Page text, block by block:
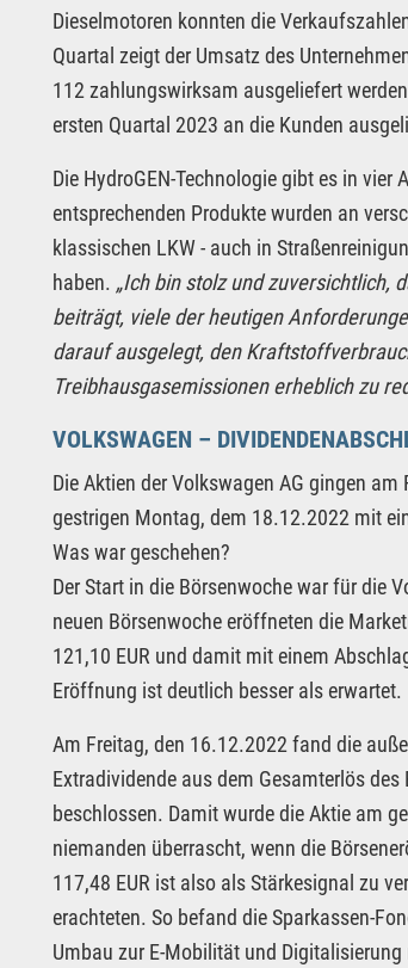
Dieselmotoren konnten die
Quartal zeigt der Umsatz des
112 zahlungswirksam ausgeliefert
ersten Quartal 2023 an die Kunden
Die HydroGEN-Technologie gibt es in
entsprechenden Produkte wurden an
klassischen LKW - auch in
haben. „Ich bin stolz und zuversichtlich,
beiträgt, viele der heutigen
darauf ausgelegt, den
Treibhausgasemissionen erheblich zu
VOLKSWAGEN –
Die Aktien der Volkswagen AG gingen
gestrigen Montag, dem 18.12.2022 mit
Was war geschehen?
Der Start in die Börsenwoche war für die
neuen Börsenwoche eröffneten die
121,10 EUR und damit mit einem
Eröffnung ist deutlich besser als erwartet.
Am Freitag, den 16.12.2022 fand die
Extradividende aus dem Gesamterlös
beschlossen. Damit wurde die Aktie am
niemanden überrascht, wenn die
117,48 EUR ist also als Stärkesignal zu
erachteten. So befand die Sparkassen-
Umbau zur E-Mobilität und